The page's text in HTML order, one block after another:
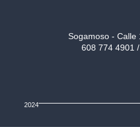
Sogamoso - Calle
608 774 4901
2024